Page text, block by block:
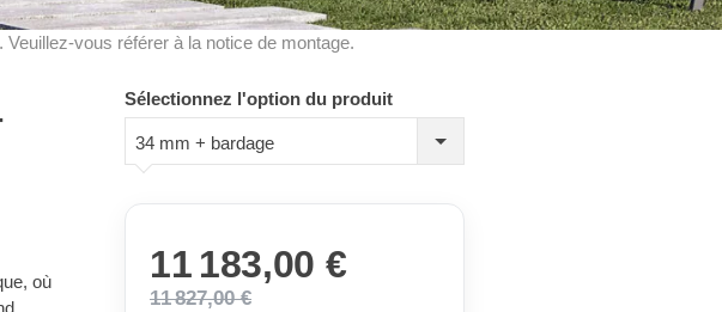
vous référer à la notice de montage.
où
Sélectionnez l'option du produit
34 mm + bardage
11 183,00 €
11 827,00 €